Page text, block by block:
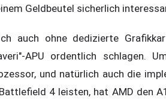
Geldbeutel sicherlich
auch ohne dedizierte
APU ordentlich schlagen.
und natürlich auch die
4 leisten, hat AMD den